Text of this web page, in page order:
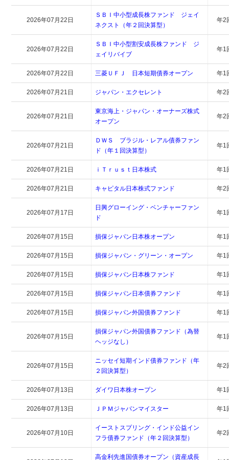
2026年07月22日
ＳＢＩ中小型成長株ファンド ジェイ
ネクスト（年２回決算型）
年2
2026年07月22日
ＳＢＩ中小型割安成長株ファンド ジ
ェイリバイブ
年1
2026年07月22日 三菱ＵＦＪ 日本短期債券オープン 年1
2026年07月21日 ジャパン・エクセレント 年2
2026年07月21日
東京海上・ジャパン・オーナーズ株式
オープン
年2
2026年07月21日
ＤＷＳ ブラジル・レアル債券ファン
ド（年１回決算型）
年1
2026年07月21日 ｉＴｒｕｓｔ日本株式 年1
2026年07月21日 キャピタル日本株式ファンド 年2
2026年07月17日
日興グローイング・ベンチャーファン
ド
年1
2026年07月15日 損保ジャパン日本株オープン 年1
2026年07月15日 損保ジャパン・グリーン・オープン 年1
2026年07月15日 損保ジャパン日本株ファンド 年1
2026年07月15日 損保ジャパン日本債券ファンド 年1
2026年07月15日 損保ジャパン外国債券ファンド 年1
2026年07月15日
損保ジャパン外国債券ファンド（為替
ヘッジなし）
年1
2026年07月15日
ニッセイ短期インド債券ファンド（年
２回決算型）
年2
2026年07月13日 ダイワ日本株オープン 年1
2026年07月13日 ＪＰＭジャパンマイスター 年1
2026年07月10日
イーストスプリング・インド公益イン
フラ債券ファンド（年２回決算型）
年2
高金利先進国債券オープン（資産成長